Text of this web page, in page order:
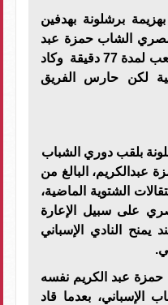
برشلونة بهدفين
الشاب حمزة عبد
الكريم أساسيًّا في المباراة، ولعب لمدة 77 دقيقة وكاد
لكن حارس الفريق
بلقب دوري الشباب
عبدالكريم، البالغ من
الشتوية الماضية،
على سبيل الإعارة
النادي الإسباني
عبد الكريم نفسه
الإسباني، بعدما قاد